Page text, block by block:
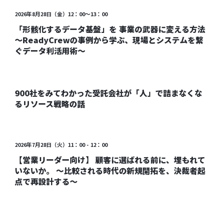
2026年8月28日（金）12：00～13：00
「形骸化するデータ基盤」を 事業の武器に変える方法
〜ReadyCrewの事例から学ぶ、現場とシステムを繋
ぐデータ利活用術〜
900社をみてわかった受託会社が「人」で詰まなくな
るリソース戦略の話
2026年7月28日（火）11：00 - 12：00
【営業リーダー向け】 顧客に選ばれる前に、埋もれて
いないか。 〜比較される時代の新規開拓を、決裁者起
点で再設計する〜